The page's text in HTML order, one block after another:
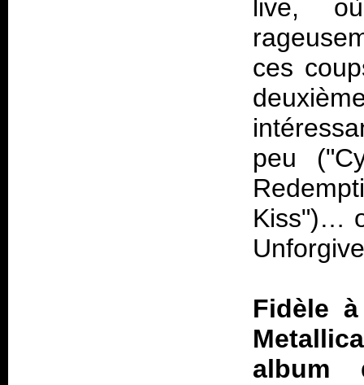
live,
ces
peu
Kiss")…
Fidèle
album